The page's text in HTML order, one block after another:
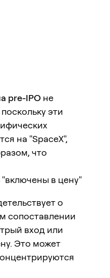
pre-IPO не
эти
на "SpaceX",
что
в цену"
о
сопоставлении
вход или
Это может